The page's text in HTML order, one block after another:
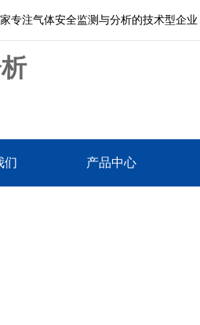
专注气体安全监测与分析的技术型企业
们 产品中心